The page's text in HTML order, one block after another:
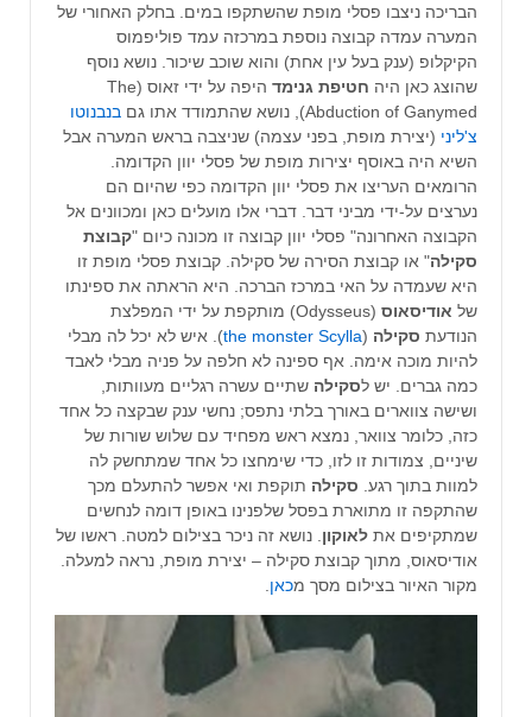
הבריכה ניצבו פסלי מופת שהשתקפו במים. בחלק האחורי של
המערה עמדה קבוצה נוספת במרכזה עמד פוליפמוס
הקיקלופ (ענק בעל עין אחת) והוא שוכב שיכור. נושא נוסף
שהוצג כאן היה חטיפת גנימד
היפה על ידי זאוס (The
Abduction of Ganymed), נושא שהתמודד אתו גם
בנבנוטו
צ'ליני (יצירת מופת, בפני עצמה) שניצבה בראש המערה אבל
השיא היה באוסף יצירות מופת של פסלי יוון הקדומה.
הרומאים העריצו את פסלי יוון הקדומה כפי שהיום הם
נערצים על-ידי מביני דבר. דברי אלו מועלים כאן ומכוונים אל
הקבוצה האחרונה" פסלי יוון קבוצה זו מכונה כיום "קבוצת
סקילה" או קבוצת הסירה של סקילה. קבוצת פסלי מופת זו
היא שעמדה על האי במרכז הברכה. היא הראתה את ספינתו
של אודיסאוס
(Odysseus) מותקפת על ידי המפלצת
הנודעת סקילה (
the monster Scylla). איש לא יכל לה מבלי
להיות מוכה אימה. אף ספינה לא חלפה על פניה מבלי לאבד
כמה גברים. יש לסקילה שתיים עשרה רגליים מעוותות,
ושישה צווארים באורך בלתי נתפס; נחשי ענק שבקצה כל אחד
כזה, כלומר צוואר, נמצא ראש מפחיד עם שלוש שורות של
שיניים, צמודות זו לזו, כדי שימחצו כל אחד שמתחשק לה
למוות בתוך רגע. סקילה תוקפת ואי אפשר להתעלם מכך
שהתקפה זו מתוארת בפסל שלפנינו באופן דומה לנחשים
שמתקיפים את לאוקון. נושא זה ניכר בצילום למטה. ראשו של
אודיסאוס, מתוך קבוצת סקילה – יצירת מופת, נראה למעלה.
מקור האיור בצילום מסך מכאן.